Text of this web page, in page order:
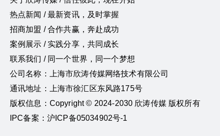
热点新闻 / 最新资讯，及时掌握
招商加盟 / 合作共赢，奔赴成功
案例展示 / 实践分享，共同成长
联系我们 / 同一个世界，同一个梦想
公司名称：上海市欣涛传媒网络技术有限公司
通讯地址：上海市徐汇区东风路175号
版权信息：Copyright © 2024-2030 欣涛传媒 版权所有
IPC备案：沪ICP备05034902号-1